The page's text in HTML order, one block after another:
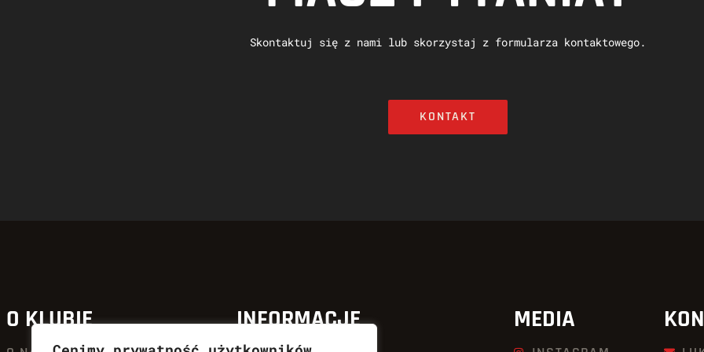
Skontaktuj się z nami lub skorzystaj z formularza kontaktowego.
KONTAKT
O KLUBIE INFORMACJE MEDIA